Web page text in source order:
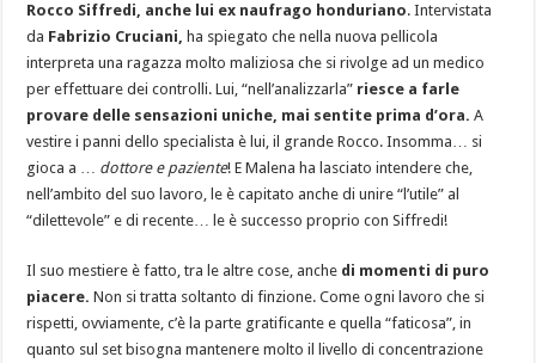
Rocco Siffredi, anche lui ex naufrago honduriano. Intervistata
da Fabrizio Cruciani, ha spiegato che nella nuova pellicola
interpreta una ragazza molto maliziosa che si rivolge ad un medico
per effettuare dei controlli. Lui, “nell’analizzarla” riesce a farle
provare delle sensazioni uniche, mai sentite prima d’ora. A
vestire i panni dello specialista è lui, il grande Rocco. Insomma… si
gioca a … dottore e paziente! E Malena ha lasciato intendere che,
nell’ambito del suo lavoro, le è capitato anche di unire “l’utile” al
“dilettevole” e di recente… le è successo proprio con Siffredi!
Il suo mestiere è fatto, tra le altre cose, anche di momenti di puro
piacere.Non si tratta soltanto di finzione. Come ogni lavoro che si
rispetti, ovviamente, c’è la parte gratificante e quella “faticosa”, in
quanto sul set bisogna mantenere molto il livello di concentrazione